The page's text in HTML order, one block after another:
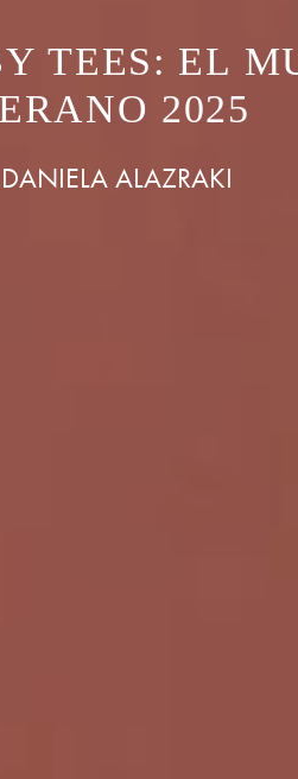
TEES: EL
2025
DANIELA ALAZRAKI